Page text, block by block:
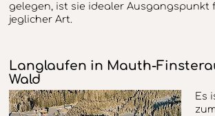
gelegen, ist sie idealer Ausgangspunkt
jeglicher Art.
Langlaufen in Mauth-
Wald
Es